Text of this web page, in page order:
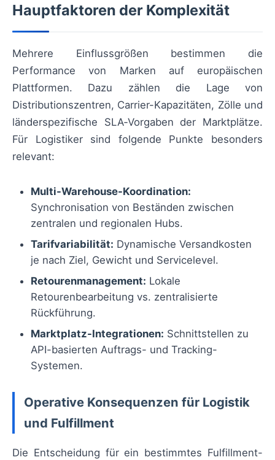
Hauptfaktoren der Komplexität
Mehrere Einflussgrößen bestimmen die
Performance von Marken auf europäischen
Plattformen. Dazu zählen die Lage von
Distributionszentren, Carrier-Kapazitäten, Zölle und
länderspezifische SLA‑Vorgaben der Marktplätze.
Für Logistiker sind folgende Punkte besonders
relevant:
Multi-Warehouse-Koordination:
Synchronisation von Beständen zwischen
zentralen und regionalen Hubs.
Tarifvariabilität: Dynamische Versandkosten
je nach Ziel, Gewicht und Servicelevel.
Retourenmanagement: Lokale
Retourenbearbeitung vs. zentralisierte
Rückführung.
Marktplatz-Integrationen: Schnittstellen zu
API-basierten Auftrags- und Tracking-
Systemen.
Operative Konsequenzen für Logistik
und Fulfillment
Die Entscheidung für ein bestimmtes Fulfillment-